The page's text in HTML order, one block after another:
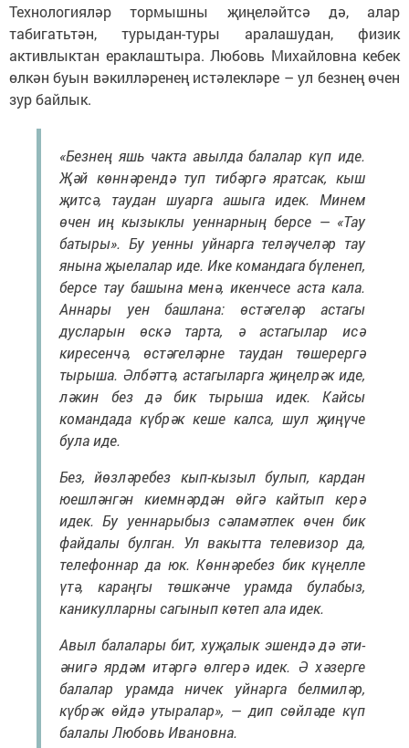
Технологияләр тормышны җиңеләйтсә дә, алар
табигатьтән, турыдан-туры аралашудан, физик
активлыктан ераклаштыра. Любовь Михайловна кебек
өлкән буын вәкилләренең истәлекләре – ул безнең өчен
зур байлык.
«Безнең яшь чакта авылда балалар күп иде.
Җәй көннәрендә туп тибәргә яратсак, кыш
җитсә, таудан шуарга ашыга идек. Минем
өчен иң кызыклы уеннарның берсе — «Тау
батыры». Бу уенны уйнарга теләүчеләр тау
янына җыелалар иде. Ике командага бүленеп,
берсе тау башына менә, икенчесе аста кала.
Аннары уен башлана: өстәгеләр астагы
дусларын өскә тарта, ә астагылар исә
киресенчә, өстәгеләрне таудан төшерергә
тырыша. Әлбәттә, астагыларга җиңелрәк иде,
ләкин без дә бик тырыша идек. Кайсы
командада күбрәк кеше калса, шул җиңүче
була иде.
Без, йөзләребез кып-кызыл булып, кардан
юешләнгән киемнәрдән өйгә кайтып керә
идек. Бу уеннарыбыз сәламәтлек өчен бик
файдалы булган. Ул вакытта телевизор да,
телефоннар да юк. Көннәребез бик күңелле
үтә, караңгы төшкәнче урамда булабыз,
каникулларны сагынып көтеп ала идек.
Авыл балалары бит, хуҗалык эшендә дә әти-
әнигә ярдәм итәргә өлгерә идек. Ә хәзерге
балалар урамда ничек уйнарга белмиләр,
күбрәк өйдә утыралар», — дип сөйләде күп
балалы Любовь Ивановна.